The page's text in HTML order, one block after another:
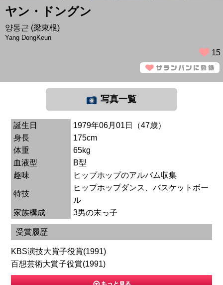
ヤン・ドングン
양동근 (梁東根)
Yang DongKeun
15
写真一覧
誕生日
1979年06月01日（47歳）
身長
175cm
体重
65kg
血液型
B型
趣味
ヒップホップのアルバム収集
特技
ヒップホップダンス、バスケットボー
ル
家族構成
3男の末っ子
受賞履歴
KBS演技大賞子役賞(1991)
百想芸術大賞子役賞(1991)